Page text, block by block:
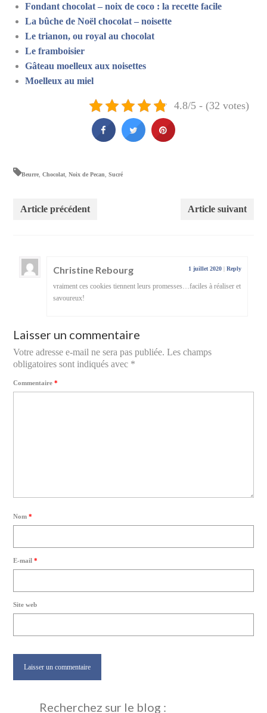
Fondant chocolat – noix de coco : la recette facile
La bûche de Noël chocolat – noisette
Le trianon, ou royal au chocolat
Le framboisier
Gâteau moelleux aux noisettes
Moelleux au miel
4.8/5 - (32 votes)
Beurre ,Chocolat ,Noix de Pecan ,Sucré
Article précédent Article suivant
Christine Rebourg 1 juillet 2020 | Reply
vraiment ces cookies tiennent leurs promesses…faciles à réaliser et
savoureux!
Laisser un commentaire
Votre adresse e-mail ne sera pas publiée. Les champs
obligatoires sont indiqués avec *
Commentaire*
Nom*
E-mail*
Site web
Recherchez sur le blog :